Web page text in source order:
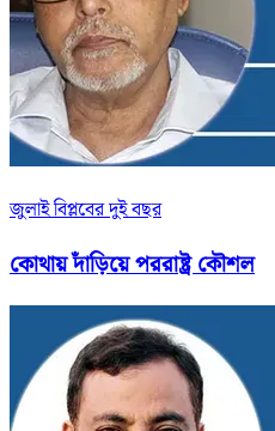
জুলাই বিপ্লবের দুই বছর
কোথায় দাঁড়িয়ে পররাষ্ট্র কৌশল